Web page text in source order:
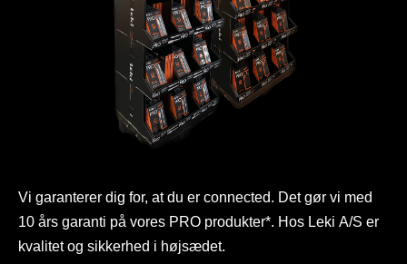
Vi garanterer dig for, at du er connected. Det gør vi med
10 års garanti på vores PRO produkter*. Hos Leki A/S er
kvalitet og sikkerhed i højsædet.